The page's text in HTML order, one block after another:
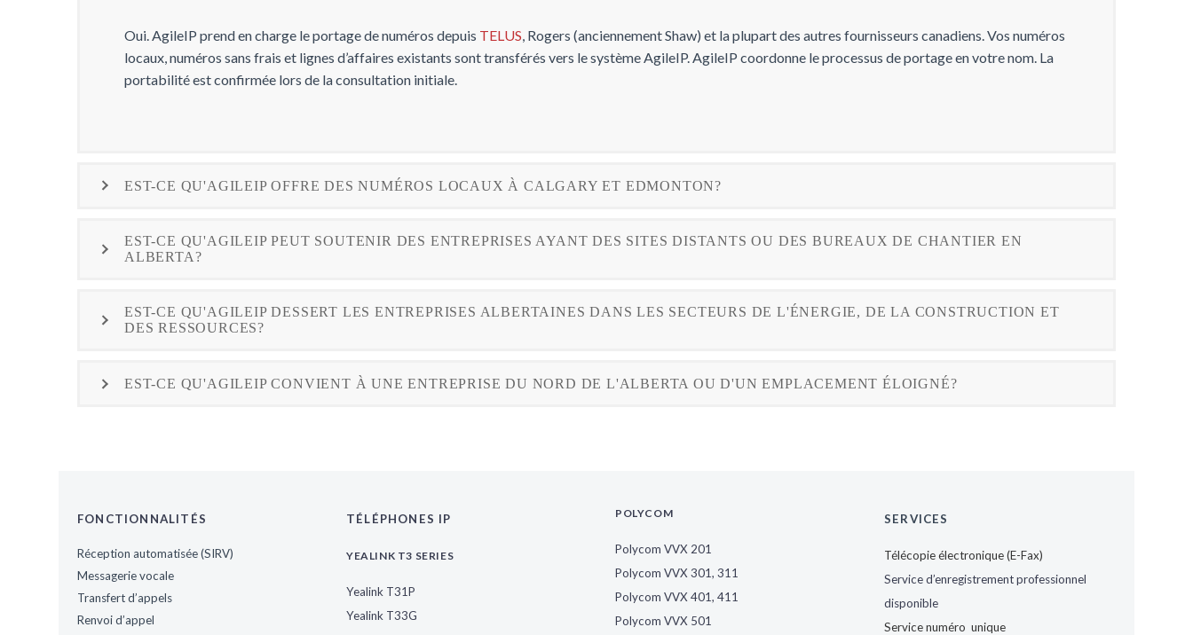
Oui. AgileIP prend en charge le portage de numéros depuis TELUS, Rogers (anciennement Shaw) et la plupart des autres fournisseurs canadiens. Vos numéros
locaux, numéros sans frais et lignes d’affaires existants sont transférés vers le système AgileIP. AgileIP coordonne le processus de portage en votre nom. La
portabilité est confirmée lors de la consultation initiale.
EST-CE QU'AGILEIP OFFRE DES NUMÉROS LOCAUX À CALGARY ET EDMONTON?
EST-CE QU'AGILEIP PEUT SOUTENIR DES ENTREPRISES AYANT DES SITES DISTANTS OU DES BUREAUX DE CHANTIER EN
ALBERTA?
EST-CE QU'AGILEIP DESSERT LES ENTREPRISES ALBERTAINES DANS LES SECTEURS DE L'ÉNERGIE, DE LA CONSTRUCTION ET
DES RESSOURCES?
EST-CE QU'AGILEIP CONVIENT À UNE ENTREPRISE DU NORD DE L'ALBERTA OU D'UN EMPLACEMENT ÉLOIGNÉ?
FONCTIONNALITÉS
Réception automatisée (SIRV)
Messagerie vocale
Transfert d’appels
Renvoi d’appel
TÉLÉPHONES IP
YEALINK T3 SERIES
Yealink T31P
Yealink T33G
POLYCOM
Polycom VVX 201
Polycom VVX 301, 311
Polycom VVX 401, 411
Polycom VVX 501
SERVICES
Télécopie électronique (E-Fax)
Service d’enregistrement professionnel
disponible
Service numéro unique